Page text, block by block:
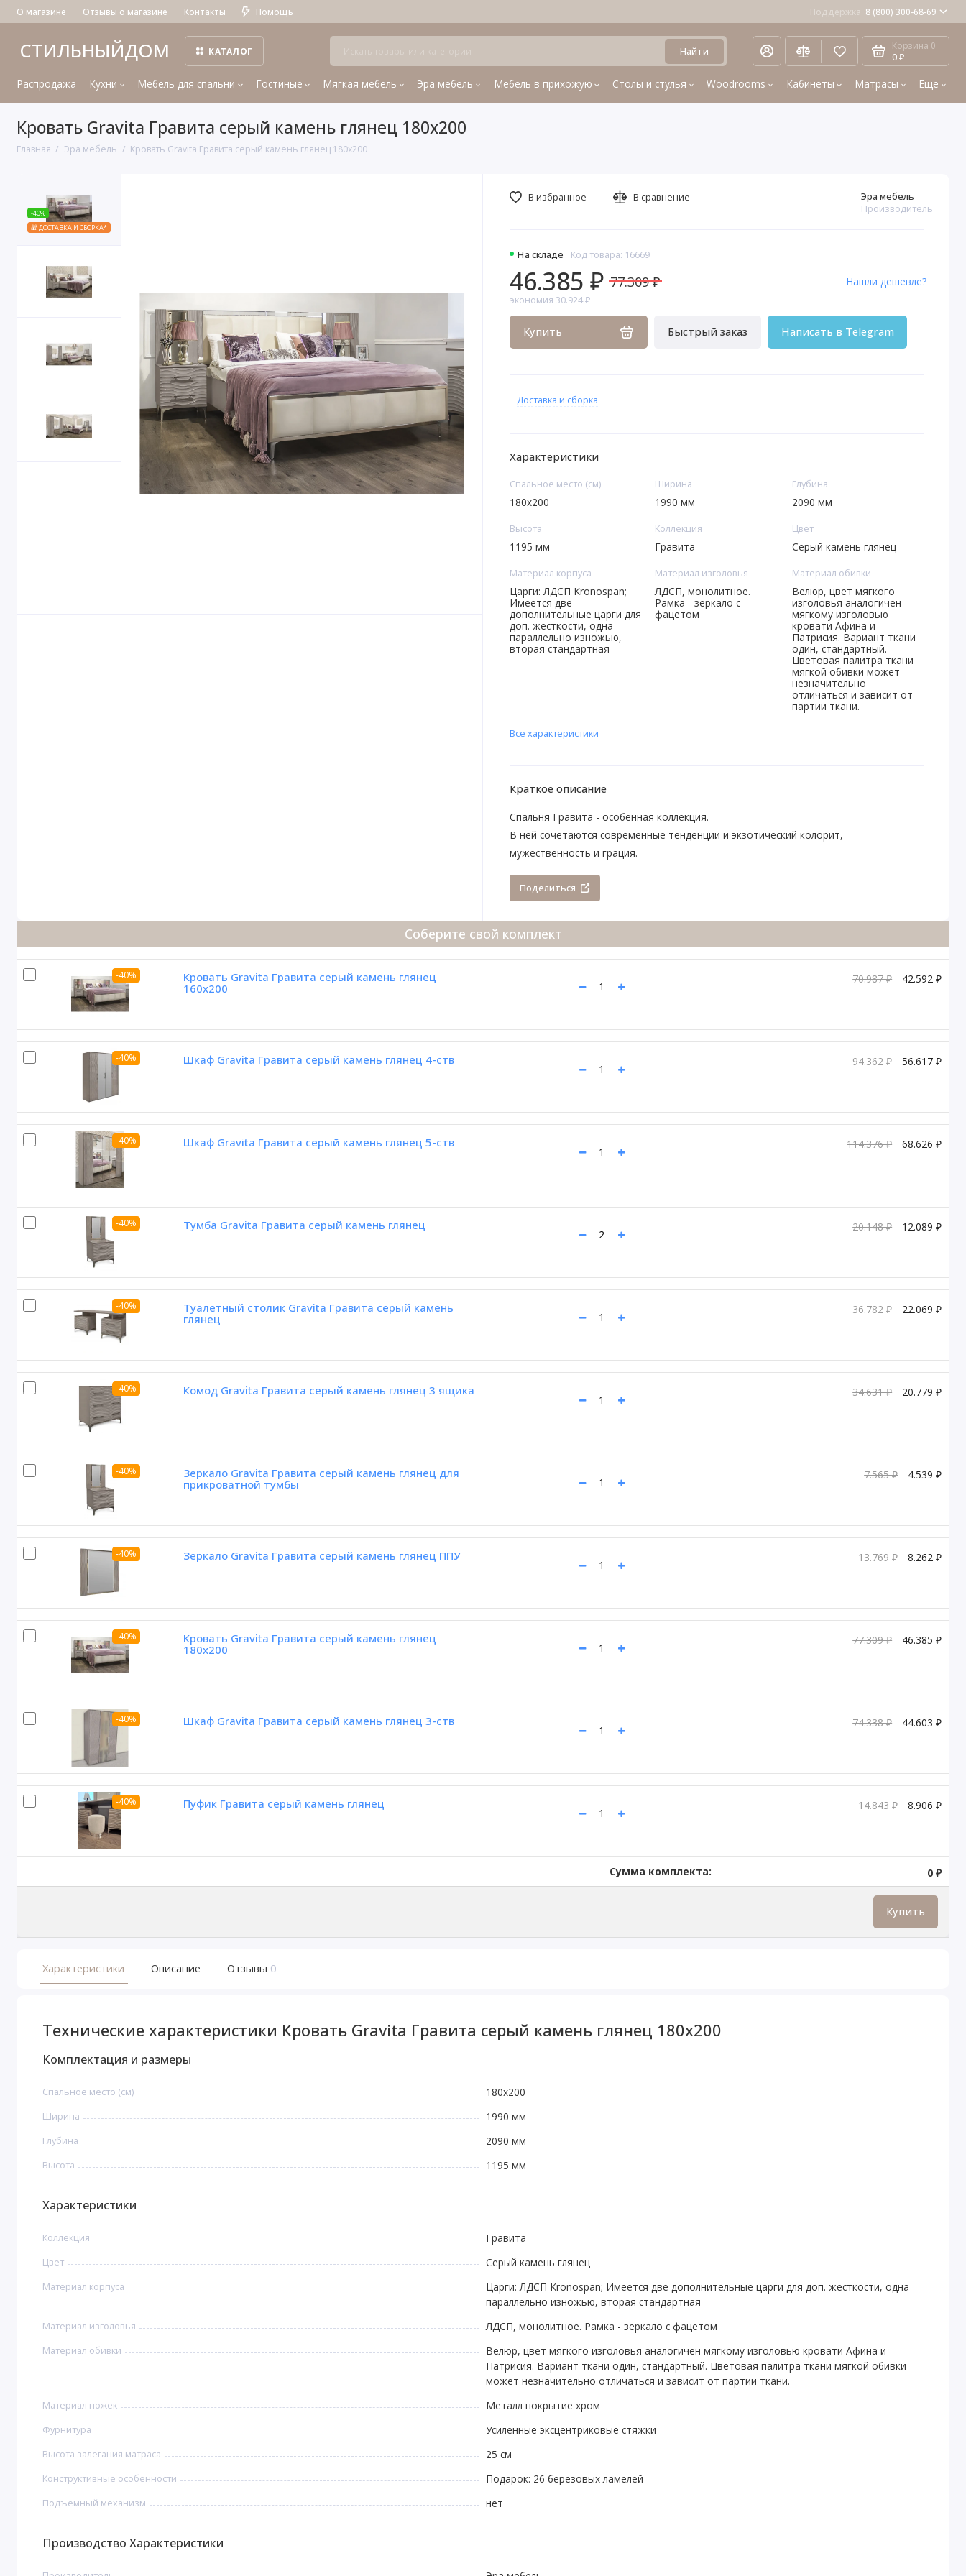
О магазине Отзывы о магазине Контакты Помощь Поддержка 8 (800) 300-68-69
СТИЛЬНЫЙДОМ КАТАЛОГ Найти Корзина 0
0 ₽
Распродажа Кухни Мебель для спальни Гостиные Мягкая мебель Эра мебель Мебель в прихожую Столы и стулья Woodrooms Кабинеты Матрасы Еще
Кровать Gravita Гравита серый камень глянец 180х200
Главная Эра мебель Кровать Gravita Гравита серый камень глянец 180х200
-40%
🎁 ДОСТАВКА И СБОРКА*
На складе Код товара: 16669
Эра мебель
Производитель
46.385 ₽ 77.309 ₽
экономия 30.924 ₽
Купить Быстрый заказ Написать в Telegram
Нашли дешевле?
В избранное В сравнение
Доставка и сборка
Характеристики
Спальное место (см)
180х200
Ширина
1990 мм
Глубина
2090 мм
Высота
1195 мм
Коллекция
Гравита
Цвет
Серый камень глянец
Материал корпуса
Царги: ЛДСП Kronospan;
Имеется две
дополнительные царги для
доп. жесткости, одна
параллельно изножью,
вторая стандартная
Материал изголовья
ЛДСП, монолитное.
Рамка - зеркало с
фацетом
Материал обивки
Велюр, цвет мягкого
изголовья аналогичен
мягкому изголовью
кровати Афина и
Патрисия. Вариант ткани
один, стандартный.
Цветовая палитра ткани
мягкой обивки может
незначительно
отличаться и зависит от
партии ткани.
Все характеристики
Краткое описание
Спальня Гравита - особенная коллекция.
В ней сочетаются современные тенденции и экзотический колорит,
мужественность и грация.
Поделиться
Соберите свой комплект
-40%
Кровать Gravita Гравита серый камень глянец
160х200
70.987 ₽ 42.592 ₽
-40% Шкаф Gravita Гравита серый камень глянец 4-ств 94.362 ₽ 56.617 ₽
-40% Шкаф Gravita Гравита серый камень глянец 5-ств 114.376 ₽ 68.626 ₽
-40% Тумба Gravita Гравита серый камень глянец 20.148 ₽ 12.089 ₽
-40%
Туалетный столик Gravita Гравита серый камень
глянец
36.782 ₽ 22.069 ₽
-40% Комод Gravita Гравита серый камень глянец 3 ящика 34.631 ₽ 20.779 ₽
-40%
Зеркало Gravita Гравита серый камень глянец для
прикроватной тумбы
7.565 ₽ 4.539 ₽
-40% Зеркало Gravita Гравита серый камень глянец ППУ 13.769 ₽ 8.262 ₽
-40%
Кровать Gravita Гравита серый камень глянец
180х200
77.309 ₽ 46.385 ₽
-40% Шкаф Gravita Гравита серый камень глянец 3-ств 74.338 ₽ 44.603 ₽
-40% Пуфик Гравита серый камень глянец 14.843 ₽ 8.906 ₽
Сумма комплекта: 0 ₽
Купить
Характеристики Описание Отзывы 0
Технические характеристики Кровать Gravita Гравита серый камень глянец 180х200
Комплектация и размеры
Спальное место (см) 180х200
Ширина 1990 мм
Глубина 2090 мм
Высота 1195 мм
Характеристики
Коллекция Гравита
Цвет Серый камень глянец
Материал корпуса
Царги: ЛДСП Kronospan; Имеется две дополнительные царги для доп. жесткости, одна
параллельно изножью, вторая стандартная
Материал изголовья ЛДСП, монолитное. Рамка - зеркало с фацетом
Материал обивки
Велюр, цвет мягкого изголовья аналогичен мягкому изголовью кровати Афина и
Патрисия. Вариант ткани один, стандартный. Цветовая палитра ткани мягкой обивки
может незначительно отличаться и зависит от партии ткани.
Материал ножек Металл покрытие хром
Фурнитура Усиленные эксцентриковые стяжки
Высота залегания матраса 25 см
Конструктивные особенности Подарок: 26 березовых ламелей
Подъемный механизм нет
Производство Характеристики